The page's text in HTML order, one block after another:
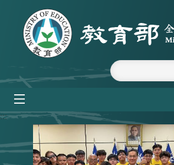
跳到主要內容區塊
:::